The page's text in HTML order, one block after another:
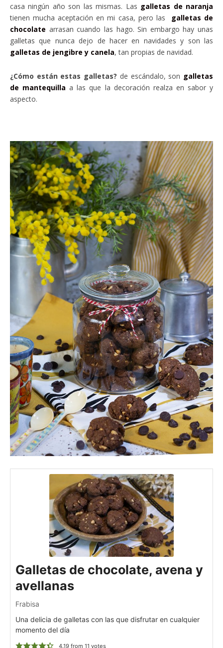
casa ningún año son las mismas. Las galletas de naranja
tienen mucha aceptación en mi casa, pero las galletas de
chocolate arrasan cuando las hago. Sin embargo hay unas
galletas que nunca dejo de hacer en navidades y son las
galletas de jengibre y canela, tan propias de navidad.
¿Cómo están estas galletas? de escándalo, son galletas
de mantequilla a las que la decoración realza en sabor y
aspecto.
Galletas de chocolate, avena y
avellanas
Frabisa
Una delicia de galletas con las que disfrutar en cualquier
momento del día
4.19from 11 votes